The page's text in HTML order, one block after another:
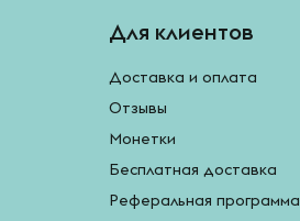
Для клиентов
Доставка и оплата
Отзывы
Монетки
Бесплатная доставка
Реферальная программа